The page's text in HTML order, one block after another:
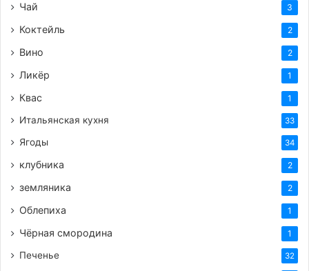
Чай 3
Коктейль 2
Вино 2
Ликёр 1
Квас 1
Итальянская кухня 33
Ягоды 34
клубника 2
земляника 2
Облепиха 1
Чёрная смородина 1
Печенье 32